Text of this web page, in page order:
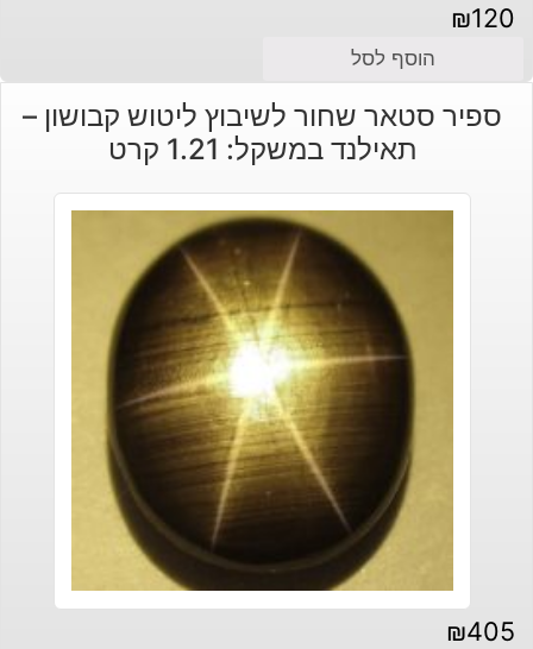
₪120
הוסף לסל
ספיר סטאר שחור לשיבוץ ליטוש קבושון –
תאילנד במשקל: 1.21 קרט
₪405